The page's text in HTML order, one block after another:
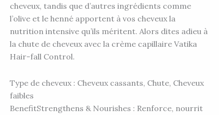
cheveux, tandis que d’autres ingrédients comme
l’olive et le henné apportent à vos cheveux la
nutrition intensive qu’ils méritent. Alors dites adieu à
la chute de cheveux avec la crème capillaire Vatika
Hair-fall Control.
Type de cheveux : Cheveux cassants, Chute, Cheveux
faibles
BenefitStrengthens & Nourishes : Renforce, nourrit